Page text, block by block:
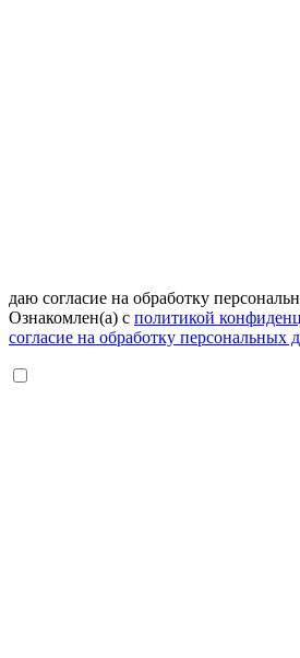
даю согласие на обработку
Ознакомлен(а) с политикой
согласие на обработку персональных